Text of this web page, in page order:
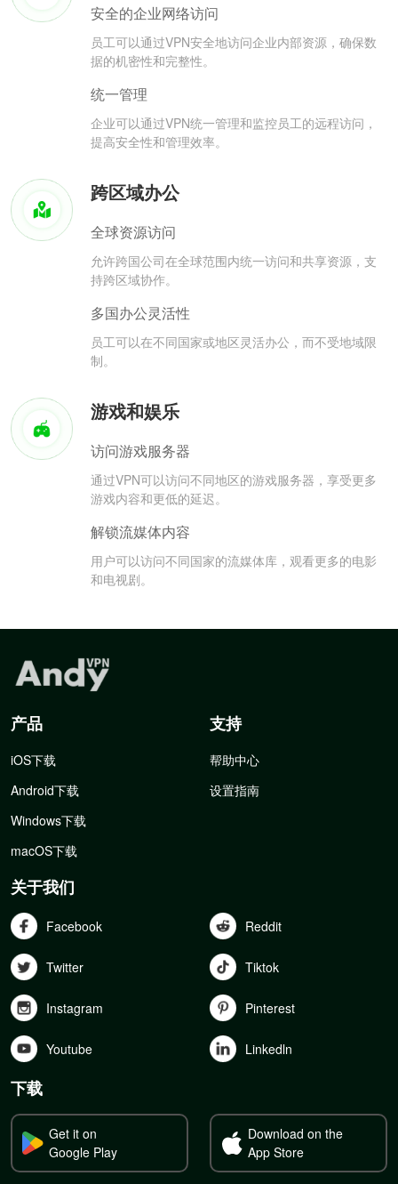
安全的企业网络访问
员工可以通过VPN安全地访问企业内部资源，确保数
据的机密性和完整性。
统一管理
企业可以通过VPN统一管理和监控员工的远程访问，
提高安全性和管理效率。
跨区域办公
全球资源访问
允许跨国公司在全球范围内统一访问和共享资源，支
持跨区域协作。
多国办公灵活性
员工可以在不同国家或地区灵活办公，而不受地域限
制。
游戏和娱乐
访问游戏服务器
通过VPN可以访问不同地区的游戏服务器，享受更多
游戏内容和更低的延迟。
解锁流媒体内容
用户可以访问不同国家的流媒体库，观看更多的电影
和电视剧。
产品
iOS下载
Android下载
Windows下载
macOS下载
支持
帮助中心
设置指南
关于我们
Facebook Reddit
Twitter Tiktok
Instagram Pinterest
Youtube Linkedln
下载
Get it on
Google Play
Download on the
App Store